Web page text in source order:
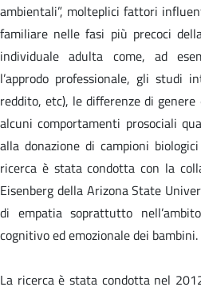
ambientali”, molteplici fattori
familiare nelle fasi più precoci
individuale adulta come, ad
l’approdo professionale, gli studi
reddito, etc), le differenze di
alcuni comportamenti prosociali
alla donazione di campioni
ricerca è stata condotta con la
Eisenberg della Arizona State
di empatia soprattutto
cognitivo ed emozionale dei bambini.
La ricerca è stata condotta nel